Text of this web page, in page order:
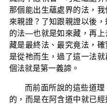
那個能出生蘊處界的法，
來親證？了知跟親證以後
的法—也就是如來藏，再上
藏是最終法、最究竟法，
是從祂而生，過了這一法
個法就是第一義諦。
而前面所說的這些道
的，而是在阿含道中就已